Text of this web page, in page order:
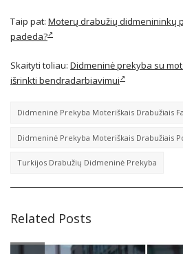
Taip pat: Moterų drabužių didmenininkų
padeda?
Skaityti toliau: Didmeninė prekyba su
išrinkti bendradarbiavimui
Didmeninė Prekyba Moteriškais Drabužiais
Didmeninė Prekyba Moteriškais Drabužiais
Turkijos Drabužių Didmeninė Prekyba
Related Posts